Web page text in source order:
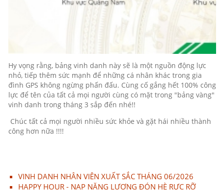
Hy vọng rằng, bảng vinh danh này sẽ là một nguồn động lực
nhỏ, tiếp thêm sức mạnh để những cá nhân khác trong gia
đình GPS không ngừng phấn đấu. Cùng cố gắng hết 100% công
lực để tên của tất cả mọi người cùng có mặt trong "bảng vàng"
vinh danh trong tháng 3 sắp đến nhé!!
Chúc tất cả mọi người nhiều sức khỏe và gặt hái nhiều thành
công hơn nữa !!!!
VINH DANH NHÂN VIÊN XUẤT SẮC THÁNG 06/2026
HAPPY HOUR - NẠP NĂNG LƯỢNG ĐÓN HÈ RỰC RỠ